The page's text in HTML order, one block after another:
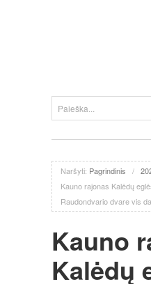
Naršyti: Pagrindinis /
Kauno rajonas Kalėdų
Raudondvario dvare vis
Kauno
Kalėdų